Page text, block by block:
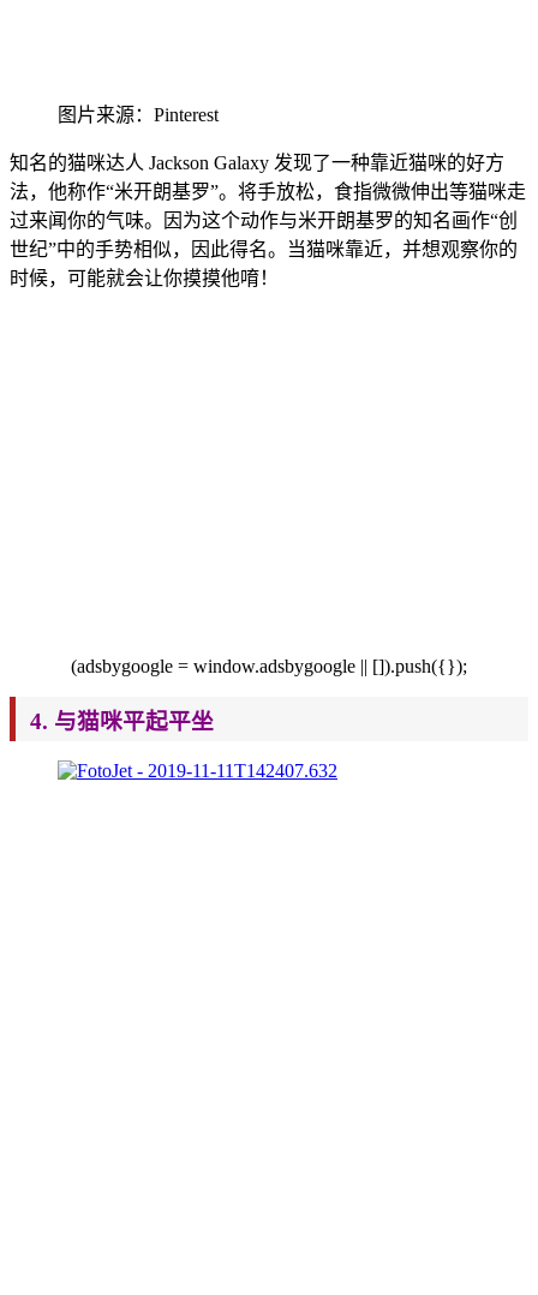
图 片来源：Pinterest
知名的猫咪达人 Jackson Galaxy 发现了一种靠近猫咪的好方
法，他称作“米开朗基罗”。将手放松，食指微微伸出等猫咪走
过来闻你的气味。因为这个动作与米开朗基罗的知名画作“创
世纪”中的手势相似，因此得名。当猫咪靠近，并想观察你的
时候，可能就会让你摸摸他唷！
(adsbygoogle = window.adsbygoogle || []).push({});
4. 与猫咪平起平坐​